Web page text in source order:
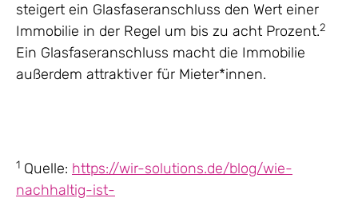
steigert ein Glasfaseranschluss den Wert einer
Immobilie in der Regel um bis zu acht Prozent.2
Ein Glasfaseranschluss macht die Immobilie
außerdem attraktiver für Mieter*innen.
1 Quelle: https://wir-solutions.de/blog/wie-
nachhaltig-ist-